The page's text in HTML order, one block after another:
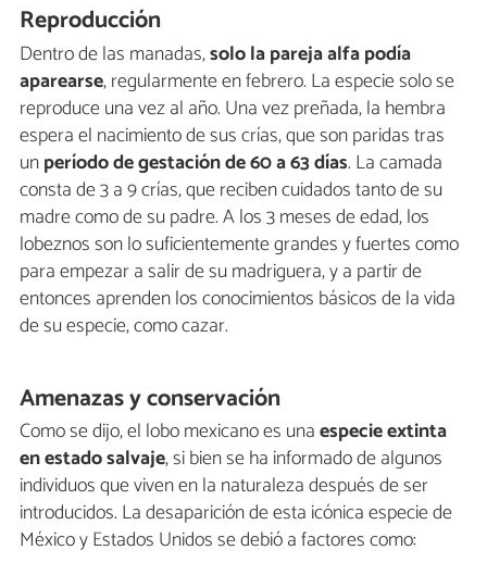
Reproducción
Dentro de las manadas,solo la pareja alfa podía
aparearse, regularmente en febrero. La especie solo se
reproduce una vez al año. Una vez preñada, la hembra
espera el nacimiento de sus crías, que son paridas tras
unperíodo de gestación de 60 a 63 días. La camada
consta de 3 a 9 crías, que reciben cuidados tanto de su
madre como de su padre. A los 3 meses de edad, los
lobeznos son lo suficientemente grandes y fuertes como
para empezar a salir de su madriguera, y a partir de
entonces aprenden los conocimientos básicos de la vida
de su especie, como cazar.
Amenazas y conservación
Como se dijo, el lobo mexicano es unaespecie extinta
en estado salvaje, si bien se ha informado de algunos
individuos que viven en la naturaleza después de ser
introducidos. La desaparición de esta icónica especie de
México y Estados Unidos se debió a factores como: